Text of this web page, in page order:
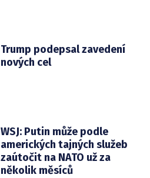
Trump podepsal zavedení
nových cel
WSJ: Putin může podle
amerických tajných služeb
zaútočit na NATO už za
několik měsíců